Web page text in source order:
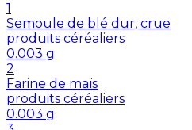
1
Semoule de blé dur, crue
produits céréaliers
0.003 g
2
Farine de maïs
produits céréaliers
0.003 g